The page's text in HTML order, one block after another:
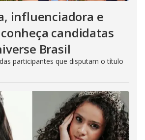
influenciadora e
candidatas
Brasil
participantes que disputam o título